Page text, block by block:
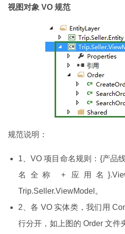
视图对象 VO 规范
规范说明：
1、VO 项目命名规则：{产品
名全称 + 应用名
Trip.Seller.ViewModel。
2、各 VO 实体类，我们用
行分开，如上图的 Order 文件